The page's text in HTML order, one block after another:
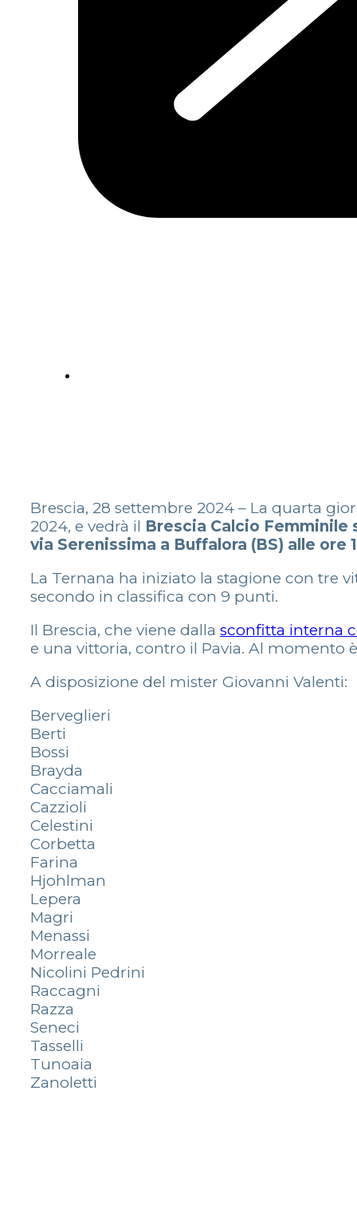
Brescia, 28 settembre 2024 – La quarta
2024, e vedrà il Brescia Calcio
via Serenissima a Buffalora (BS) alle ore
La Ternana ha iniziato la stagione con tre
secondo in classifica con 9 punti.
Il Brescia, che viene dalla sconfitta interna
e una vittoria, contro il Pavia. Al momento
A disposizione del mister Giovanni Valenti:
Berveglieri
Berti
Bossi
Brayda
Cacciamali
Cazzioli
Celestini
Corbetta
Farina
Hjohlman
Lepera
Magri
Menassi
Morreale
Nicolini Pedrini
Raccagni
Razza
Seneci
Tasselli
Tunoaia
Zanoletti